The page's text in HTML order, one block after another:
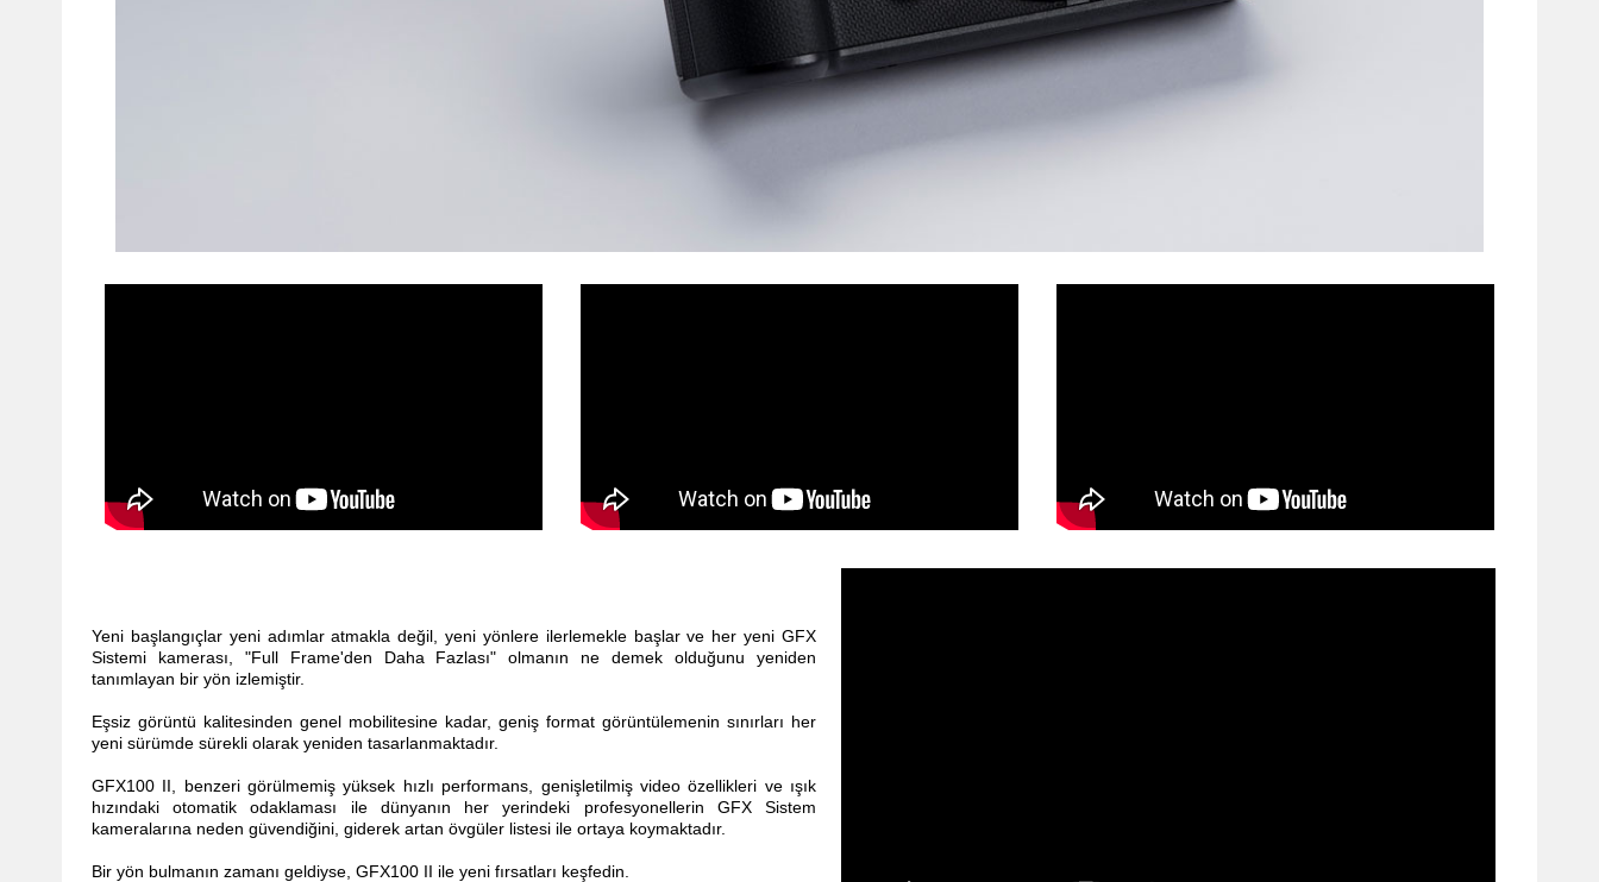
Yeni başlangıçlar yeni adımlar atmakla değil, yeni yönlere ilerlemekle başlar ve her yeni GFX
Sistemi kamerası, "Full Frame'den Daha Fazlası" olmanın ne demek olduğunu yeniden
tanımlayan bir yön izlemiştir.
Eşsiz görüntü kalitesinden genel mobilitesine kadar, geniş format görüntülemenin sınırları her
yeni sürümde sürekli olarak yeniden tasarlanmaktadır.
GFX100 II, benzeri görülmemiş yüksek hızlı performans, genişletilmiş video özellikleri ve ışık
hızındaki otomatik odaklaması ile dünyanın her yerindeki profesyonellerin GFX Sistem
kameralarına neden güvendiğini, giderek artan övgüler listesi ile ortaya koymaktadır.
Bir yön bulmanın zamanı geldiyse, GFX100 II ile yeni fırsatları keşfedin.